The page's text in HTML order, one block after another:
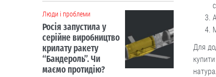
Для
Люди і проблеми
Росія запустила у
серійне виробництво
крилату ракету
“Бандероль”. Чи
маємо протидію?